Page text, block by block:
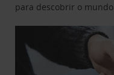
para descobrir o mundo.